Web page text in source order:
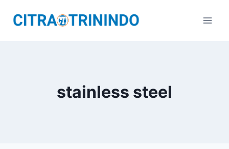
stainless steel